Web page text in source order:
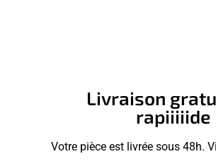
Livraison
rapiiiiide
Votre pièce est livrée sous 48h.